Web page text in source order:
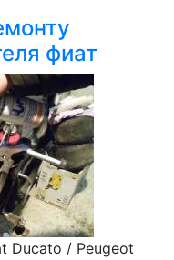
фиат
Ducato / Peugeot